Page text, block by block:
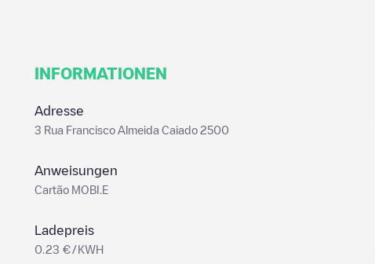
INFORMATIONEN
Adresse
3 Rua Francisco Almeida Caiado 2500
Anweisungen
Cartão MOBI.E
Ladepreis
0.23 €/KWH